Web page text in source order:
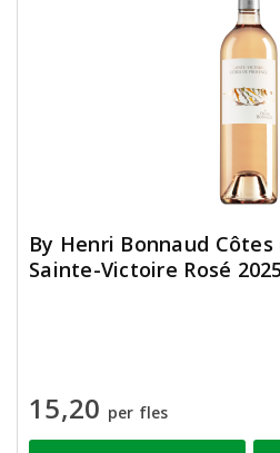
By Henri Bonnaud Côtes
Sainte-Victoire Rosé 2025
15,20 per fles